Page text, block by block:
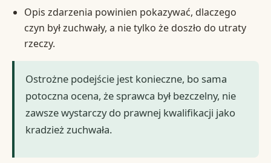
Opis zdarzenia powinien pokazywać, dlaczego
czyn był zuchwały, a nie tylko że doszło do utraty
rzeczy.
Ostrożne podejście jest konieczne, bo sama
potoczna ocena, że sprawca był bezczelny, nie
zawsze wystarczy do prawnej kwalifikacji jako
kradzież zuchwała.